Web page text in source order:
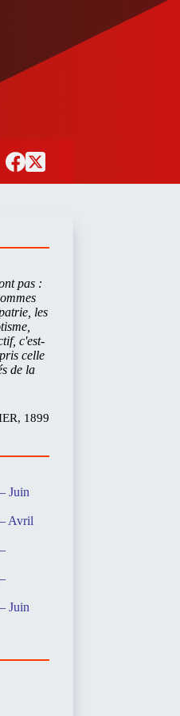
pas :
les
c'est-
celle
de la
1899
Juin
Avril
Juin